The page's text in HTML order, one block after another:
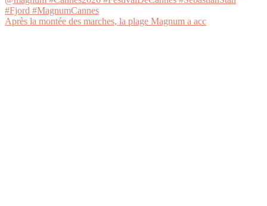
Après la montée des marches, la plage Magnum a acc